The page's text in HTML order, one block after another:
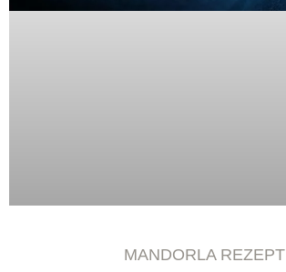
MANDORLA REZEPT